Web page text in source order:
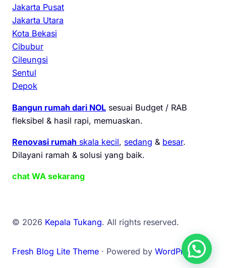
Jakarta Pusat
Jakarta Utara
Kota Bekasi
Cibubur
Cileungsi
Sentul
Depok
Bangun rumah dari NOL sesuai Budget / RAB
fleksibel & hasil rapi, memuaskan.
Renovasi rumah skala kecil, sedang & besar.
Dilayani ramah & solusi yang baik.
chat WA sekarang
© 2026 Kepala Tukang. All rights reserved.
Fresh Blog Lite Theme ⋅ Powered by WordPress